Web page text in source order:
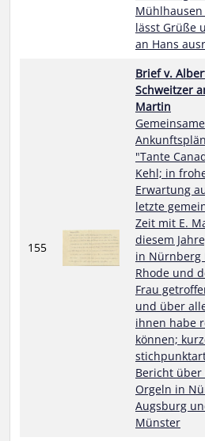
Mühlhausen
lässt Grüße
an Hans
155
Brief v.
Schweitzer
Martin
Gemeinsame
"Tante
Kehl; in
Erwartung
letzte
Zeit mit E.
diesem
in Nürnberg
Rhode und
Frau
und über
ihnen habe
können;
Bericht über
Orgeln in
Augsburg
Münster